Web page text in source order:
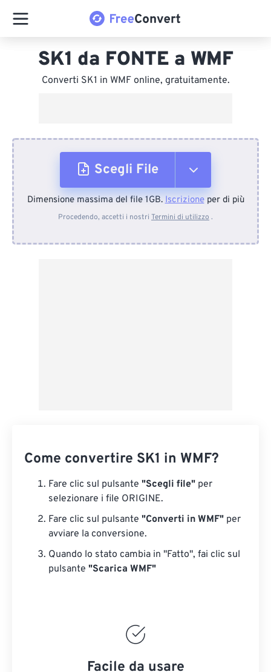
SK1 da FONTE a WMF
Converti SK1 in WMF online, gratuitamente.
Scegli File
Dal dispositivo
Dimensione massima del file 1GB.Iscrizioneper di più
Procedendo, accetti i nostri Termini di utilizzo .
Come convertire SK1 in WMF?
Fare clic sul pulsante "Scegli file" per
selezionare i file ORIGINE.
Fare clic sul pulsante "Converti in WMF" per
avviare la conversione.
Quando lo stato cambia in "Fatto", fai clic sul
pulsante "Scarica WMF"
Facile da usare